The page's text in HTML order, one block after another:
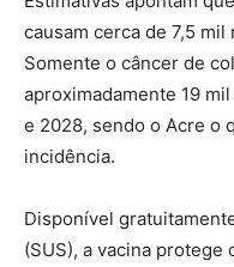
causam cerca de 7,5
Somente o câncer de
aproximadamente 19
e 2028, sendo o Acre o
incidência.
Disponível
(SUS), a vacina protege